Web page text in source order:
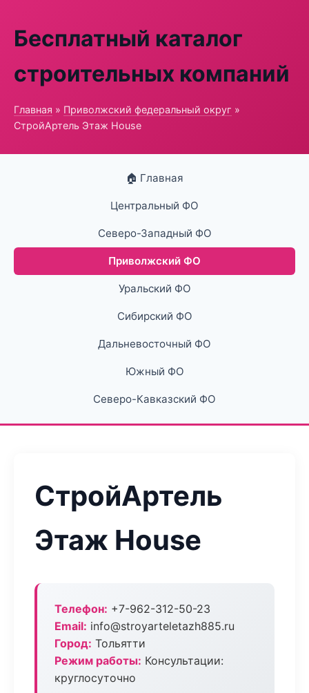
Бесплатный каталог
строительных компаний
Главная » Приволжский федеральный округ »
СтройАртель Этаж House
🏠 Главная
Центральный ФО
Северо-Западный ФО
Приволжский ФО
Уральский ФО
Сибирский ФО
Дальневосточный ФО
Южный ФО
Северо-Кавказский ФО
СтройАртель
Этаж House
Телефон: +7-962-312-50-23
Email: info@stroyarteletazh885.ru
Город: Тольятти
Режим работы: Консультации:
круглосуточно